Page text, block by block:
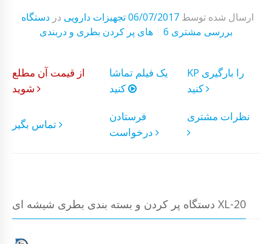
ارسال شده توسط06/07/2017 تجهیزات دارویی دردستگاه
های پر کردن بطری و دربندی
6 بررسی مشتری
از قیمت آن مطلع
یک فیلم تماشا
KP را بارگیری
فرستادن
نظرات مشتری
دستگاه پر کردن و بسته بندی بطری شیشه ای XL-20